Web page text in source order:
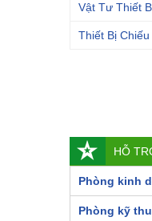
Vật Tư Thiết
Thiết Bị Chiếu
HỖ
Phòng kinh
Phòng kỹ